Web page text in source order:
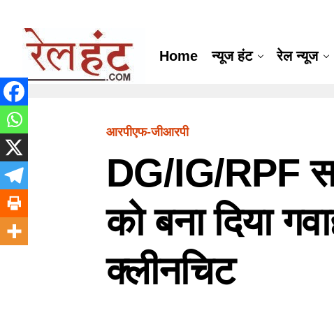
Home न्यूज हंट रेल न्यूज
आरपीएफ-जीआरपी
DG/IG/RPF
को बना दिया
क्लीनचिट